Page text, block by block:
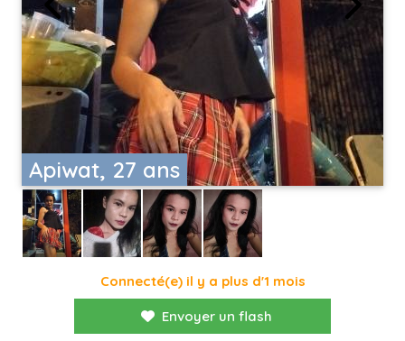
Apiwat, 27 ans
Connecté(e) il y a plus d'1 mois
Envoyer un flash